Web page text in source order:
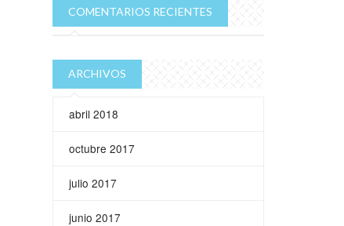
COMENTARIOS RECIENTES
ARCHIVOS
abril 2018
octubre 2017
julio 2017
junio 2017